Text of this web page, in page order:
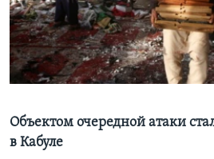
Learning English
СОЦИАЛЬНЫЕ СЕТИ
Языки
Объектом очередной атаки
в Кабуле